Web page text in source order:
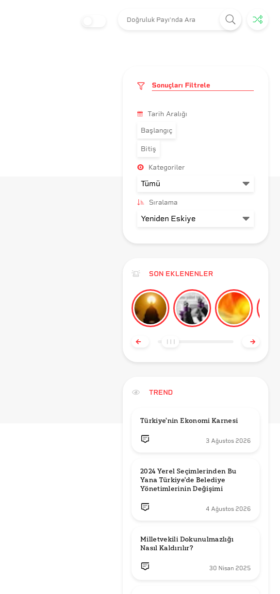
Sonuçları Filtrele
Tarih Aralığı
Başlangıç
Bitiş
Kategoriler
Sıralama
SON EKLENENLER
TREND
Türkiye'nin Ekonomi Karnesi
3 Ağustos 2026
2024 Yerel Seçimlerinden Bu
Yana Türkiye'de Belediye
Yönetimlerinin Değişimi
4 Ağustos 2026
Milletvekili Dokunulmazlığı
Nasıl Kaldırılır?
30 Nisan 2025